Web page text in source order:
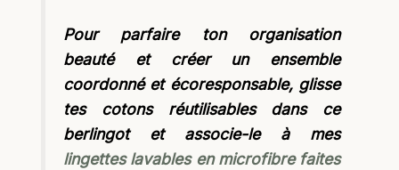
Pour parfaire ton organisation
beauté et créer un ensemble
coordonné et écoresponsable, glisse
tes cotons réutilisables dans ce
berlingot et associe-le à mes
lingettes lavables en microfibre faites